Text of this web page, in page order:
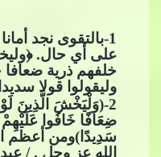
1-بالتقوى نجد
على أي حال.
خلفهم ذرية ضعافا
وليقولوا قولا
2-(وَلْيَخْشَ الَّذِينَ
ضِعَافًا خَافُوا عَلَيْهِمْ
سَدِيدًا)ومن أعظم
الله عز وجل . / عبد